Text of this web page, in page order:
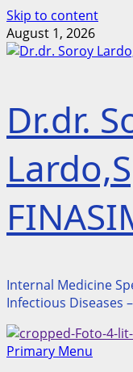
Skip to content
August 1, 2026
Dr.dr.
Internal Medicine
Infectious Diseases
Primary Menu